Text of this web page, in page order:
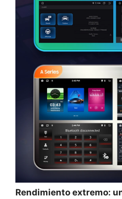
Rendimiento extremo: